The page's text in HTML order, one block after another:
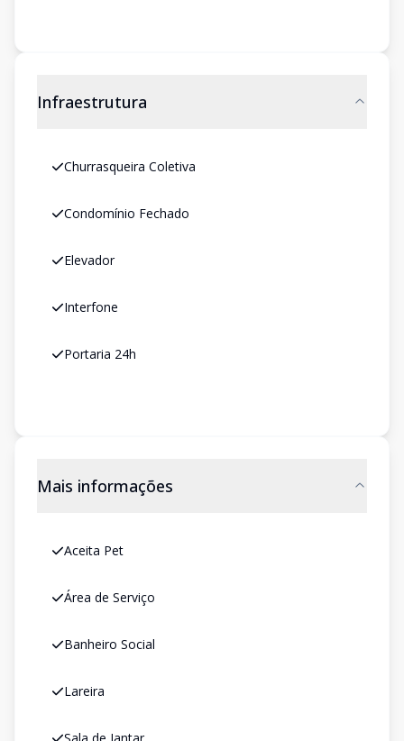
Infraestrutura
Churrasqueira Coletiva
Condomínio Fechado
Elevador
Interfone
Portaria 24h
Mais informações
Aceita Pet
Área de Serviço
Banheiro Social
Lareira